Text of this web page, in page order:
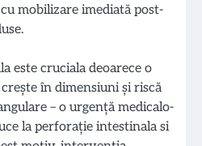
mobilizare imediată post-
este cruciala deoarece o
în dimensiuni și riscă
– o urgență medicalo-
la perforație intestinala si